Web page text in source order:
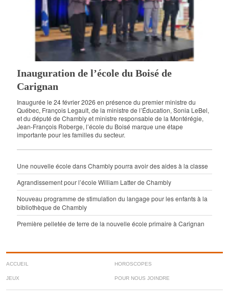
Inauguration de l’école du Boisé de
Carignan
Inaugurée le 24 février 2026 en présence du premier ministre du
Québec, François Legault, de la ministre de l’Éducation, Sonia LeBel,
et du député de Chambly et ministre responsable de la Montérégie,
Jean-François Roberge, l’école du Boisé marque une étape
importante pour les familles du secteur.
Une nouvelle école dans Chambly pourra avoir des aides à la classe
Agrandissement pour l’école William Latter de Chambly
Nouveau programme de stimulation du langage pour les enfants à la
bibliothèque de Chambly
Première pelletée de terre de la nouvelle école primaire à Carignan
ACCUEIL HOROSCOPES
JEUX POUR NOUS JOINDRE